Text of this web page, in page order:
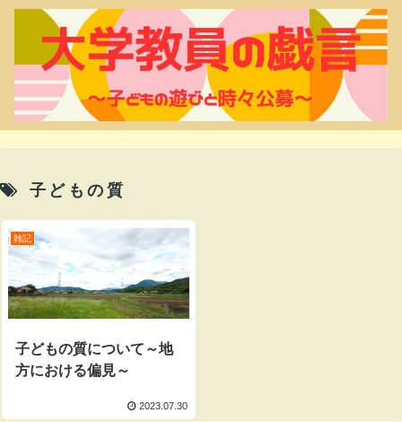
子どもの質
雑記
子どもの質について～地
方における偏見～
2023.07.30